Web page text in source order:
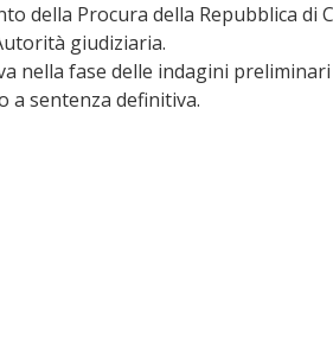
della Procura della Repubblica di
giudiziaria.
nella fase delle indagini preliminari
a sentenza definitiva.